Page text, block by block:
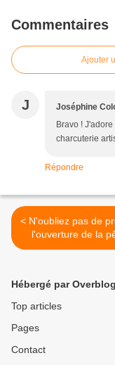
Commentaires
Ajouter
J Joséphine
Bravo !
charcuterie
Répondre
< N'oubliez pas de préparer
l'ouverture de la
Hébergé par Overblog
Top articles
Pages
Contact